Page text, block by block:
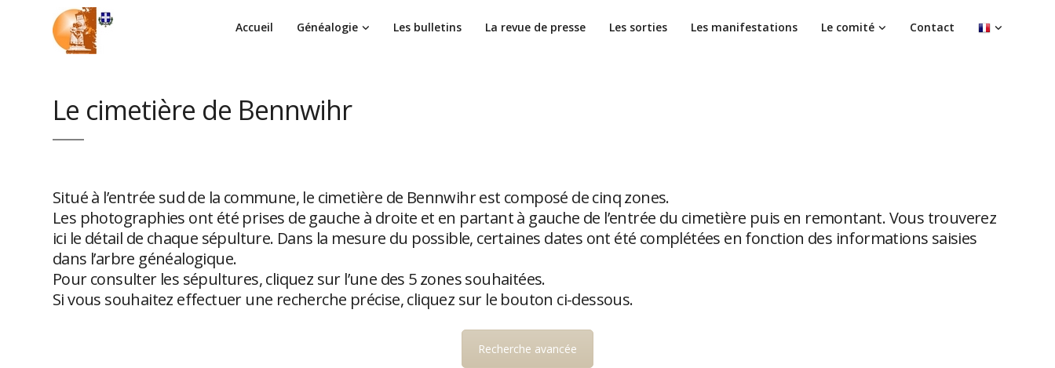
Accueil Généalogie Les bulletins La revue de presse Les sorties Les manifestations Le comité Contact
Le cimetière de Bennwihr
Situé à l’entrée sud de la commune, le cimetière de Bennwihr est composé de cinq zones.
Les photographies ont été prises de gauche à droite et en partant à gauche de l’entrée du cimetière puis en remontant. Vous trouverez
ici le détail de chaque sépulture. Dans la mesure du possible, certaines dates ont été complétées en fonction des informations saisies
dans l’arbre généalogique.
Pour consulter les sépultures, cliquez sur l’une des 5 zones souhaitées.
Si vous souhaitez effectuer une recherche précise, cliquez sur le bouton ci-dessous.
Recherche avancée